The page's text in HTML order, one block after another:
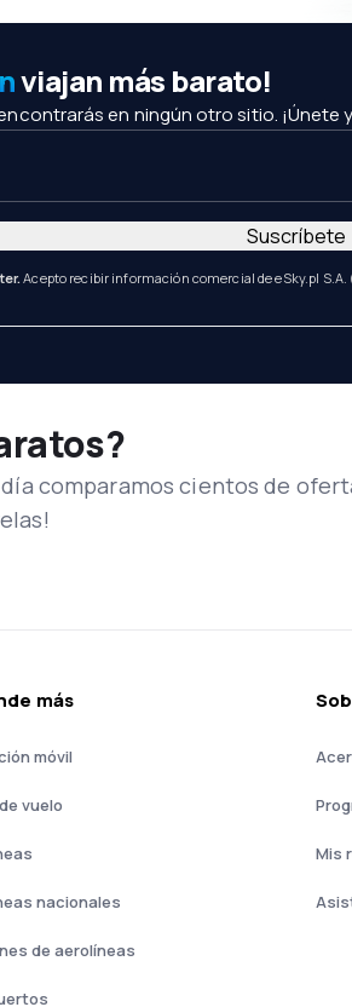
viajan más barato!
en ningún otro sitio. ¡Únete
Acepto recibir información comercial de eSky.pl
Suscríbete
comparamos cientos de
más
móvil
vuelo
nacionales
de aerolíneas
Mis